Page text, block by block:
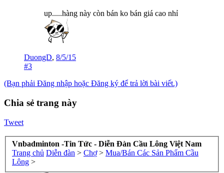
up.....hàng này còn bán ko bán giá cao nhỉ
DuongD, 8/5/15
#3
(Bạn phải Đăng nhập hoặc Đăng ký để trả lời bài viết.)
Chia sẻ trang này
Tweet
Vnbadminton -Tin Tức - Diễn Đàn Cầu Lông Việt Nam
Trang chủ Diễn đàn > Chợ > Mua/Bán Các Sản Phẩm Cầu
Lông >